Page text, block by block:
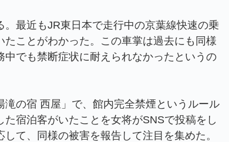
最近もJR東日本で走行中の京葉線快速の乗
ことがわかった。この車掌は過去にも同様
でも禁断症状に耐えられなかったというの
の宿 西屋」で、館内完全禁煙というルール
宿泊客がいたことを女将がSNSで投稿をし
て、同様の被害を報告して注目を集めた。